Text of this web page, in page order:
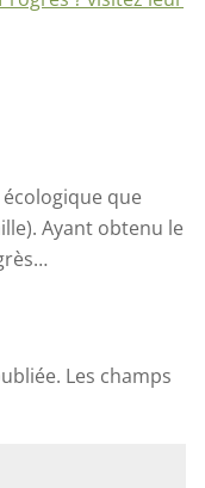
que
Ayant obtenu le
Les champs